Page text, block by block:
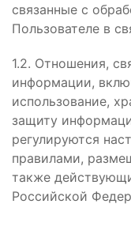
связанные с
Пользователе в
1.2. Отношения,
информации,
использование,
защиту
регулируются
правилами,
также
Российской